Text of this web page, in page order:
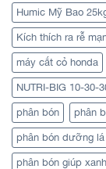
Humic Mỹ Bao
Kích thích ra rễ
máy cắt cỏ honda
NUTRI-BIG 10-30-
phân bón phân
phân bón dưỡng lá
phân bón giúp